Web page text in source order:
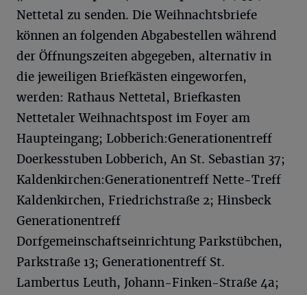
Nettetal zu senden. Die Weihnachtsbriefe
können an folgenden Abgabestellen während
der Öffnungszeiten abgegeben, alternativ in
die jeweiligen Briefkästen eingeworfen,
werden: Rathaus Nettetal, Briefkasten
Nettetaler Weihnachtspost im Foyer am
Haupteingang; Lobberich:Generationentreff
Doerkesstuben Lobberich, An St. Sebastian 37;
Kaldenkirchen:Generationentreff Nette-Treff
Kaldenkirchen, Friedrichstraße 2; Hinsbeck
Generationentreff
Dorfgemeinschaftseinrichtung Parkstübchen,
Parkstraße 13; Generationentreff St.
Lambertus Leuth, Johann-Finken-Straße 4a;